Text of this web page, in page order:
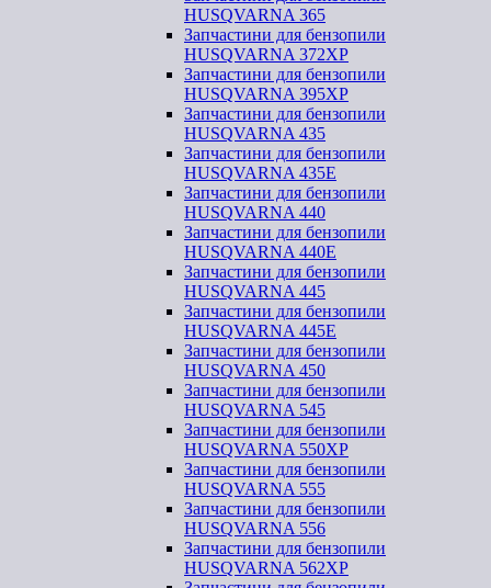
HUSQVARNA 365
Запчастини для бензопили
HUSQVARNA 372XP
Запчастини для бензопили
HUSQVARNA 395XP
Запчастини для бензопили
HUSQVARNA 435
Запчастини для бензопили
HUSQVARNA 435E
Запчастини для бензопили
HUSQVARNA 440
Запчастини для бензопили
HUSQVARNA 440Е
Запчастини для бензопили
HUSQVARNA 445
Запчастини для бензопили
HUSQVARNA 445E
Запчастини для бензопили
HUSQVARNA 450
Запчастини для бензопили
HUSQVARNA 545
Запчастини для бензопили
HUSQVARNA 550ХР
Запчастини для бензопили
HUSQVARNA 555
Запчастини для бензопили
HUSQVARNA 556
Запчастини для бензопили
HUSQVARNA 562ХР